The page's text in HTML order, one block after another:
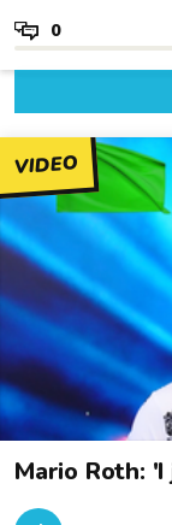
0
VIDEO
Mario Roth: